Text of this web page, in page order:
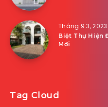
Tháng 9 3, 2023
Biệt Thự Hiện
Mới
Tag Cloud